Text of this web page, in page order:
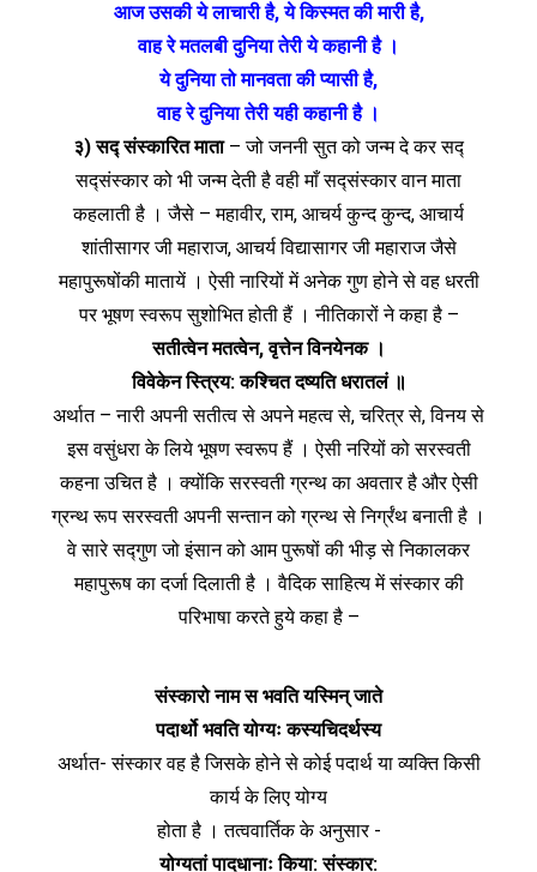
आज उसकी ये लाचारी है, ये किस्मत की मारी है,
वाह रे मतलबी दुनिया तेरी ये कहानी है ।
ये दुनिया तो मानवता की प्यासी है,
वाह रे दुनिया तेरी यही कहानी है ।
३) सद्‍ संस्कारित माता– जो जननी सुत को जन्म दे कर सद्‍
सद्‍संस्कार को भी जन्म देती है वही माँ सद्‍संस्कार वान माता
कहलाती है । जैसे – महावीर, राम, आचर्य कुन्द कुन्द, आचार्य
शांतीसागर जी महाराज, आचर्य विद्यासागर जी महाराज जैसे
महापुरूषोंकी मातायें । ऐसी नारियों में अनेक गुण होने से वह धरती
पर भूषण स्वरूप सुशोभित होती हैं । नीतिकारों ने कहा है –
सतीत्वेन मतत्वेन, वृत्तेन विनयेनक ।
विवेकेन स्त्रिय: कश्‍चित दष्यति धरातलं ॥
अर्थात – नारी अपनी सतीत्व से अपने महत्व से, चरित्र से, विनय से
इस वसुंधरा के लिये भूषण स्वरूप हैं । ऐसी नरियों को सरस्वती
कहना उचित है । क्योंकि सरस्वती ग्रन्थ का अवतार है और ऐसी
ग्रन्थ रूप सरस्वती अपनी सन्तान को ग्रन्थ से निर्ग्रंथ बनाती है ।
वे सारे सद्‍गुण जो इंसान को आम पुरूषों की भीड़ से निकालकर
महापुरूष का दर्जा दिलाती है । वैदिक साहित्य में संस्कार की
परिभाषा करते हुये कहा है –
संस्कारो नाम स भवति यस्मिन् जाते
पदार्थो भवति योग्यः कस्यचिदर्थस्य
अर्थात- संस्कार वह है जिसके होने से कोई पदार्थ या व्यक्‍ति किसी
कार्य के लिए योग्य
होता है । तत्ववार्तिक के अनुसार ‌-
योग्यतां पादधानाः किया: संस्कार: